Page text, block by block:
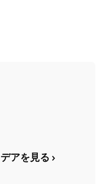
アを見る